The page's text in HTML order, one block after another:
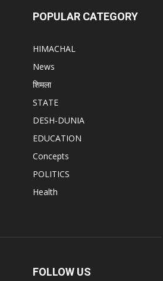
POPULAR CATEGORY
HIMACHAL
News
शिमला
STATE
DESH-DUNIA
EDUCATION
Concepts
POLITICS
Health
FOLLOW US